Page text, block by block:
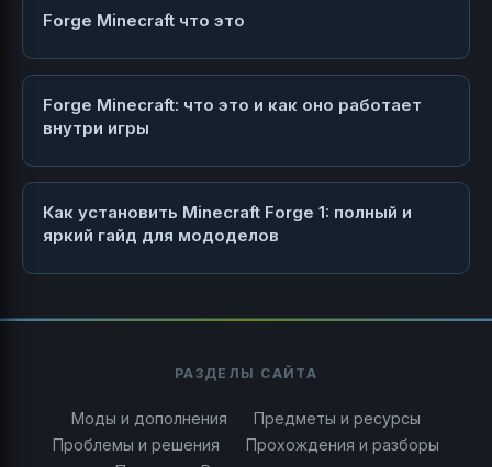
Forge Minecraft что это
Forge Minecraft: что это и как оно работает
внутри игры
Как установить Minecraft Forge 1: полный и
яркий гайд для мододелов
РАЗДЕЛЫ САЙТА
Моды и дополнения
Предметы и ресурсы
Проблемы и решения
Прохождения и разборы